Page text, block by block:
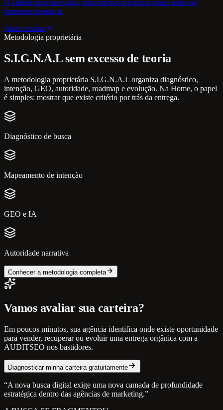
O cliente quer inovação, mas precisa organizar sinais antes de
prometer presença.
Abrir cenário
Metodologia proprietária
S.I.G.N.A.L sem excesso de teoria
A metodologia proprietária S.I.G.N.A.L organiza diagnóstico,
intenção, GEO, autoridade, roadmap e evolução. Na Home, o papel
é simples: mostrar que existe critério por trás da entrega.
Diagnóstico de busca
Mapeamento de intenção
GEO e IA
Autoridade narrativa
Conhecer a metodologia completa
Vamos avaliar sua carteira?
Em poucos minutos, sua agência identifica onde existe oportunidade
para vender, recuperar ou evoluir uma entrega orgânica com a
AUDITSEO nos bastidores.
Diagnosticar minha carteira gratuitamente
“A nova busca digital exige uma nova camada de profundidade
estratégica dentro das agências de marketing.”